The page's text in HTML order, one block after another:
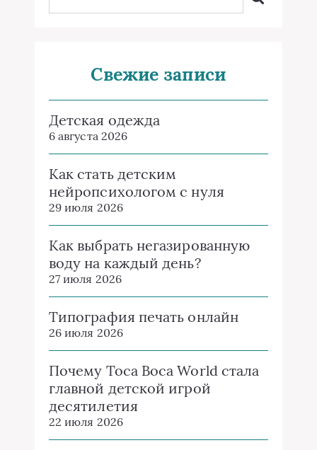
Свежие записи
Детская одежда
6 августа 2026
Как стать детским
нейропсихологом с нуля
29 июля 2026
Как выбрать негазированную
воду на каждый день?
27 июля 2026
Типография печать онлайн
26 июля 2026
Почему Toca Boca World стала
главной детской игрой
десятилетия
22 июля 2026